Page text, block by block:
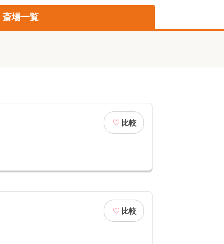
斎場一覧
比較
比較